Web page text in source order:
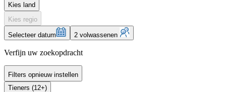
Kies land
Kies regio
Selecteer datum 2 volwassenen
Verfijn uw zoekopdracht
Filters opnieuw instellen
Tieners (12+)